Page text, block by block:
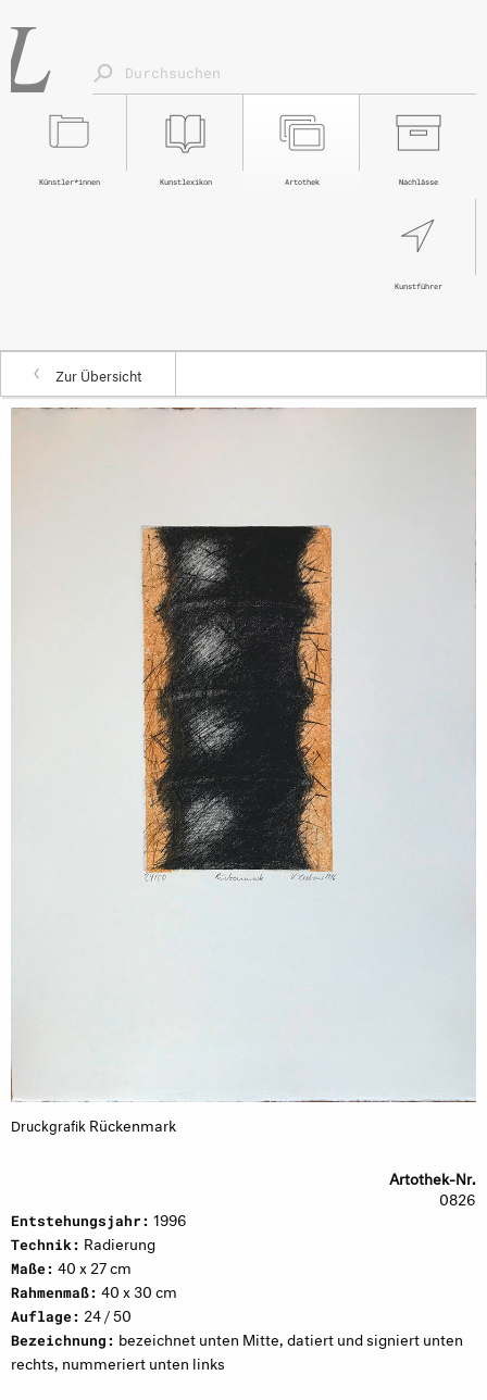
Nachlässe
Artothek
Kunstlexikon
Künstler*innen
Kunstführer
Zur Übersicht
Druckgrafik Rückenmark
Artothek-Nr.
0826
Entstehungsjahr: 1996
Technik: Radierung
Maße: 40 x 27 cm
Rahmenmaß: 40 x 30 cm
Auflage: 24 / 50
Bezeichnung: bezeichnet unten Mitte, datiert und signiert unten
rechts, nummeriert unten links